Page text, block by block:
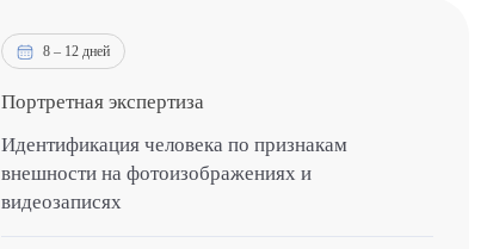
8 – 12 дней
Портретная экспертиза
Идентификация человека по признакам
внешности на фотоизображениях и
видеозаписях